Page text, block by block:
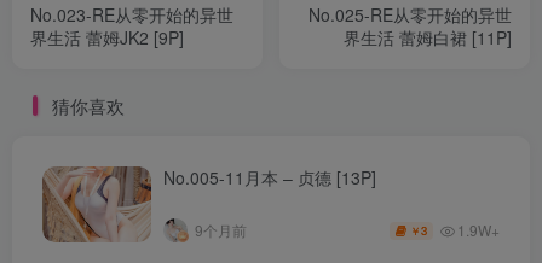
No.023-RE从零开始的异世
界生活 蕾姆JK2 [9P]
No.025-RE从零开始的异世
界生活 蕾姆白裙 [11P]
猜你喜欢
No.005-11月本 – 贞德 [13P]
9个月前 ￥3 1.9W+